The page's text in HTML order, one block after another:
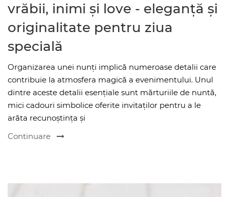
vrăbii, inimi și love - eleganță și
originalitate pentru ziua
specială
Organizarea unei nunți implică numeroase detalii care
contribuie la atmosfera magică a evenimentului. Unul
dintre aceste detalii esențiale sunt mărturiile de nuntă,
mici cadouri simbolice oferite invitaților pentru a le
arăta recunoștința și
Continuare